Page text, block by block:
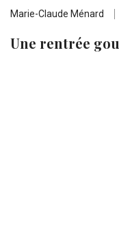
Une rentrée
Marie-Claude Ménard